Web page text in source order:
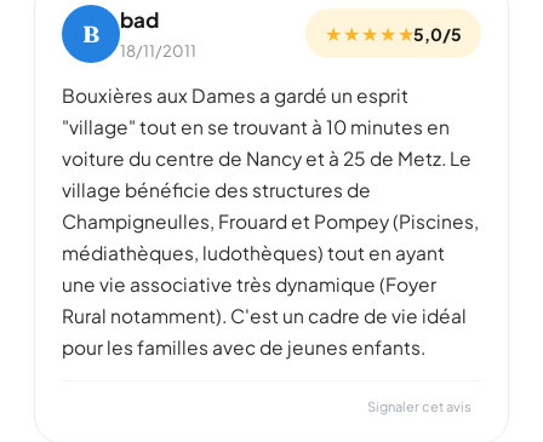
B bad
18/11/2011
★ ★ ★ ★ ★5,0/5
Bouxières aux Dames a gardé un esprit
"village" tout en se trouvant à 10 minutes en
voiture du centre de Nancy et à 25 de Metz. Le
village bénéficie des structures de
Champigneulles, Frouard et Pompey (Piscines,
médiathèques, ludothèques) tout en ayant
une vie associative très dynamique (Foyer
Rural notamment). C'est un cadre de vie idéal
pour les familles avec de jeunes enfants.
Signaler cet avis